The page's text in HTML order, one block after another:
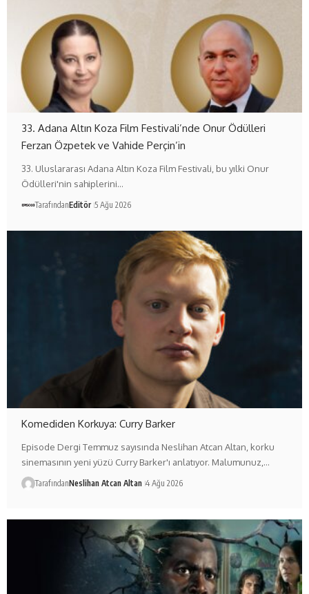
33. Adana Altın Koza Film Festivali’nde Onur Ödülleri
Ferzan Özpetek ve Vahide Perçin’in
33. Uluslararası Adana Altın Koza Film Festivali, bu yılki Onur
Ödülleri'nin sahiplerini…
TarafındanEditör 5 Ağu 2026
Komediden Korkuya: Curry Barker
Episode Dergi Temmuz sayısında Neslihan Atcan Altan, korku
sinemasının yeni yüzü Curry Barker'ı anlatıyor. Malumunuz,…
TarafındanNeslihan Atcan Altan 4 Ağu 2026